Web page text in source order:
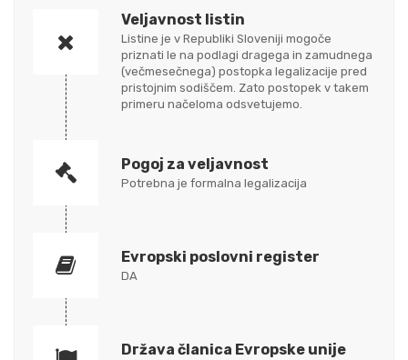
Veljavnost listin
Listine je v Republiki Sloveniji mogoče
priznati le na podlagi dragega in zamudnega
(večmesečnega) postopka legalizacije pred
pristojnim sodiščem. Zato postopek v takem
primeru načeloma odsvetujemo.
Pogoj za veljavnost
Potrebna je formalna legalizacija
Evropski poslovni register
DA
Država članica Evropske unije